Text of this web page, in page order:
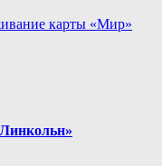
карты «Мир»